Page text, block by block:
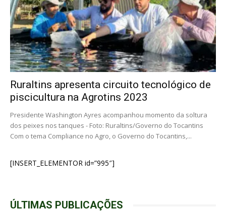
Ruraltins apresenta circuito tecnológico de
piscicultura na Agrotins 2023
Presidente Washington Ayres acompanhou momento da soltura
dos peixes nos tanques - Foto: Ruraltins/Governo do Tocantins
Com o tema Compliance no Agro, o Governo do Tocantins,...
[INSERT_ELEMENTOR id=”995″]
ÚLTIMAS PUBLICAÇÕES